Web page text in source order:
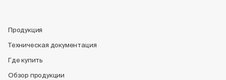
Продукция
Техническая документация
Где купить
Обзор продукции